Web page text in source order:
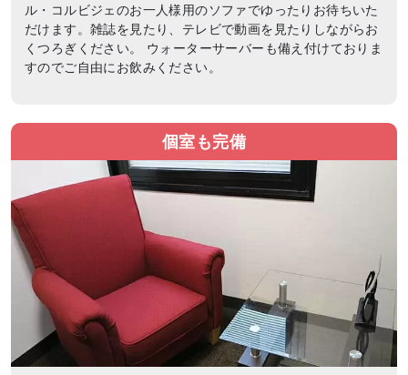
ル・コルビジェのお一人様用のソファでゆったりお待ちいた
だけます。雑誌を見たり、テレビで動画を見たりしながらお
くつろぎください。 ウォーターサーバーも備え付けておりま
すのでご自由にお飲みください。
個室も完備